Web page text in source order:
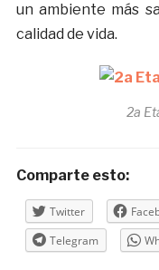
un ambiente más
calidad de vida.
2a
Comparte esto:
Twitter
Telegram